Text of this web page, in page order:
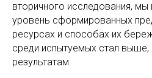
вторичного исследования,
уровень сформированных
ресурсах и способах их
среди испытуемых стал выше,
результатам.